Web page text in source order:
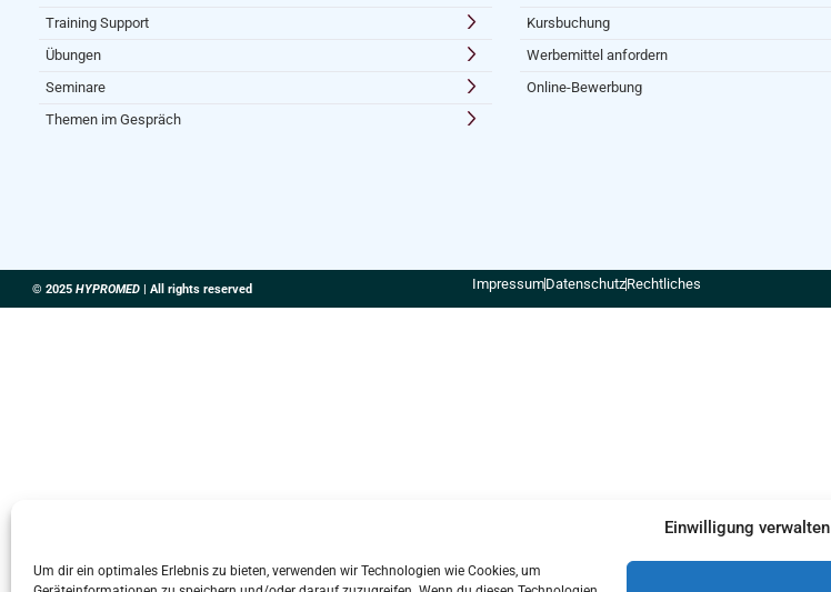
Einwilligung verwalten
Um dir ein optimales Erlebnis zu bieten, verwenden wir Technologien wie Cookies, um
Training Support
Übungen
Seminare
Themen im Gespräch
Kursbuchung
Werbemittel anfordern
Online-Bewerbung
© 2025 HYPROMED | All rights reserved ImpressumDatenschutzRechtliches